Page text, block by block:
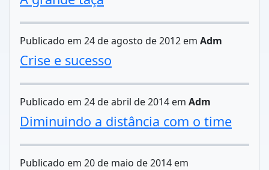
Publicado em 24 de agosto de 2012 em Adm
Crise e sucesso
Publicado em 24 de abril de 2014 em Adm
Diminuindo a distância com o time
Publicado em 20 de maio de 2014 em